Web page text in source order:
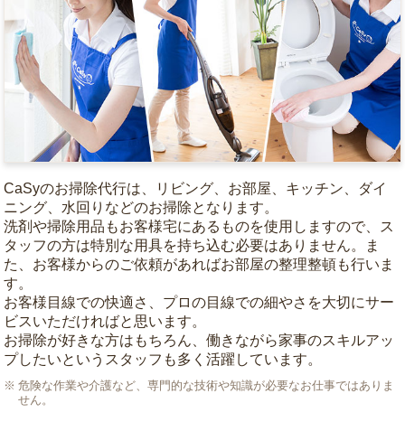
CaSyのお掃除代行は、リビング、お部屋、キッチン、ダイ
ニング、水回りなどのお掃除となります。
洗剤や掃除用品もお客様宅にあるものを使用しますので、ス
タッフの方は特別な用具を持ち込む必要はありません。ま
た、お客様からのご依頼があればお部屋の整理整頓も行いま
す。
お客様目線での快適さ、プロの目線での細やさを大切にサー
ビスいただければと思います。
お掃除が好きな方はもちろん、働きながら家事のスキルアッ
プしたいというスタッフも多く活躍しています。
危険な作業や介護など、専門的な技術や知識が必要なお仕事ではありま
せん。